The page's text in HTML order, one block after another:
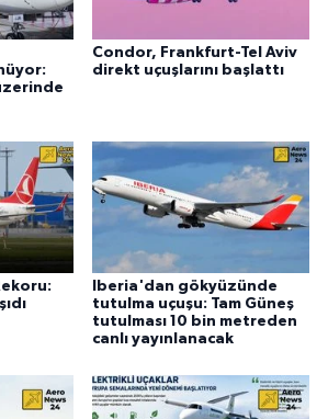
Condor, Frankfurt-Tel Aviv
direkt uçuşlarını başlattı
Iberia'dan gökyüzünde
tutulma uçuşu: Tam Güneş
tutulması 10 bin metreden
canlı yayınlanacak